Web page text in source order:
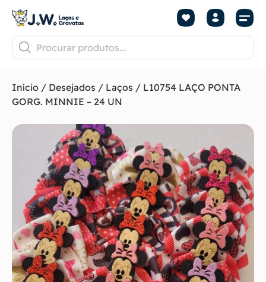
Início / Desejados / Laços / L10754 LAÇO PONTA
GORG. MINNIE – 24 UN